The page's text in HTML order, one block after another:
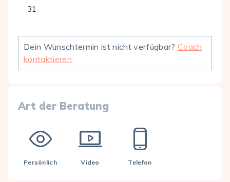
31
Dein Wunschtermin ist nicht verfügbar? Coach
kontaktieren
Art der Beratung
Persönlich Video Telefon